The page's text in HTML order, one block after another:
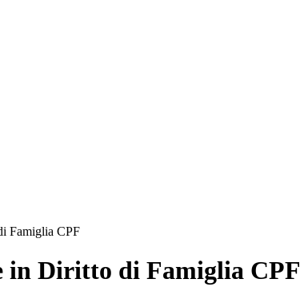
Famiglia CPF
in Diritto di Famiglia CPF